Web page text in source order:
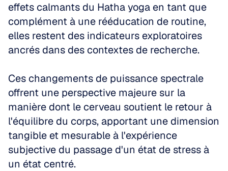
effets calmants du Hatha yoga en tant que
complément à une rééducation de routine,
elles restent des indicateurs exploratoires
ancrés dans des contextes de recherche.
Ces changements de puissance spectrale
offrent une perspective majeure sur la
manière dont le cerveau soutient le retour à
l'équilibre du corps, apportant une dimension
tangible et mesurable à l'expérience
subjective du passage d'un état de stress à
un état centré.